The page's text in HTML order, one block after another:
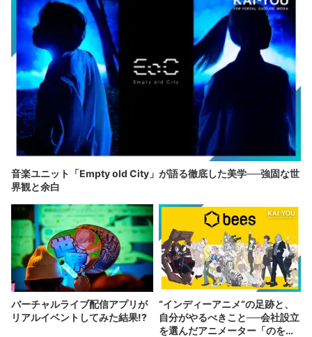
音楽ユニット「Empty old City」が語る徹底した美学──強固な世
界観と余白
バーチャルライブ配信アプリが
リアルイベントしてみた結果!?
“インディーアニメ“の足跡と、
自分がやるべきこと──会社設立
を選んだアニメーター「のを